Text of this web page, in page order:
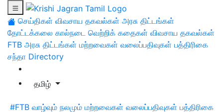
செய்திகள் விவசாய தகவல்கள் அரசு திட்டங்கள்
தோட்டக்கலை கால்நடை வெற்றிக் கதைகள் விவசாய தகவல்கள்
FTB அரசு திட்டங்கள் மற்றவைகள் வலைப்பதிவுகள் பத்திரிகை
சந்தா Directory
தமிழ்
#FTB வாழ்வும் நலமும் மற்றவைகள் வலைப்பதிவுகள் பத்திரிகை